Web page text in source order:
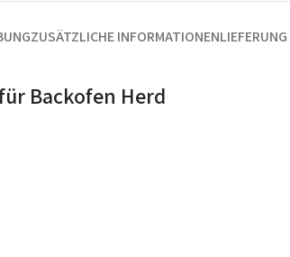
ZUSÄTZLICHE INFORMATIONENLIEFERUNG
Backofen Herd